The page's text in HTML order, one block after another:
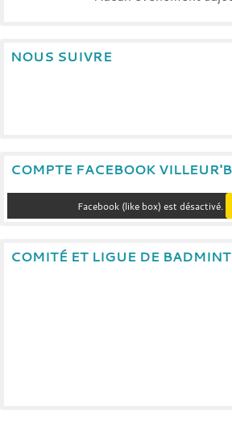
NOUS SUIVRE
COMPTE FACEBOOK
Facebook (like box) est désactivé.
COMITÉ ET LIGUE DE